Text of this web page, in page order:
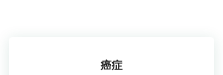
癌症